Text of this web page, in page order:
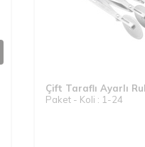
Çift Taraflı Ayarlı
Paket - Koli : 1-24